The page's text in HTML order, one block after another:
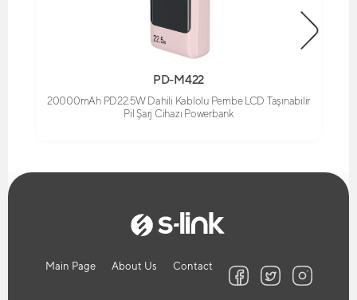
PD-M422
20000mAh PD22.5W Dahili Kablolu Pembe LCD Taşınabilir
Pil Şarj Cihazı Powerbank
Main Page About Us Contact